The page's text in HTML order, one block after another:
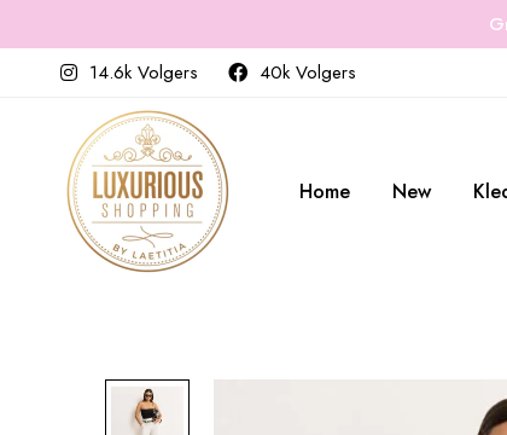
14.6k Volgers
40k Volgers
Home New